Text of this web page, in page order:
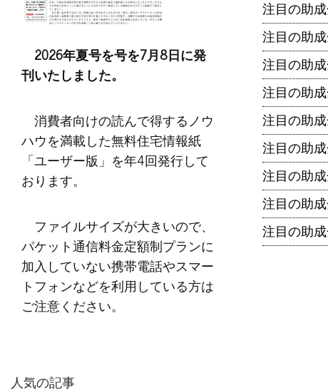
注目の助
注目の助
注目の助
注目の助
注目の助
注目の助
注目の助
注目の助
注目の助
2026年夏号を号を7月8日に発
刊いたしました。
消費者向けの読んで得するノウ
ハウを満載した無料住宅情報紙
「ユーザー版」を年4回発行して
おります。
ファイルサイズが大きいので、
パケット通信料金定額制プランに
加入していない携帯電話やスマー
トフォンなどを利用している方は
ご注意ください。
人気の記事